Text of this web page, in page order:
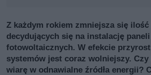
Z każdym rokiem zmniejsza się
decydujących się na instalację paneli
fotowoltaicznych. W efekcie
systemów jest coraz wolniejszy.
wiarę w odnawialne źródła energii?